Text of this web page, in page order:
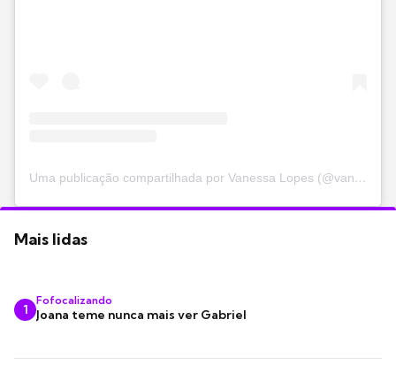
Uma publicação compartilhada por Vanessa Lopes (@vanessalopesr_)
Mais lidas
1
Fofocalizando
Joana teme nunca mais ver Gabriel